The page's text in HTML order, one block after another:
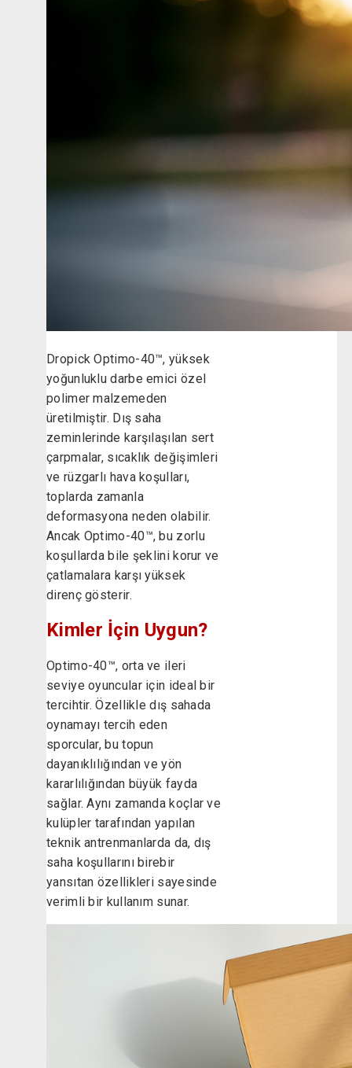
Dropick Optimo-40™, yüksek
yoğunluklu darbe emici özel
polimer malzemeden
üretilmiştir. Dış saha
zeminlerinde karşılaşılan sert
çarpmalar, sıcaklık değişimleri
ve rüzgarlı hava koşulları,
toplarda zamanla
deformasyona neden olabilir.
Ancak Optimo-40™, bu zorlu
koşullarda bile şeklini korur ve
çatlamalara karşı yüksek
direnç gösterir.
Kimler İçin Uygun?
Optimo-40™, orta ve ileri
seviye oyuncular için ideal bir
tercihtir. Özellikle dış sahada
oynamayı tercih eden
sporcular, bu topun
dayanıklılığından ve yön
kararlılığından büyük fayda
sağlar. Aynı zamanda koçlar ve
kulüpler tarafından yapılan
teknik antrenmanlarda da, dış
saha koşullarını birebir
yansıtan özellikleri sayesinde
verimli bir kullanım sunar.